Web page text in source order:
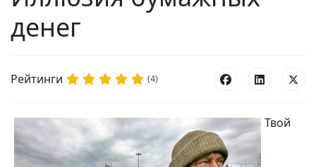
денег
Рейтинги (4)
Твой